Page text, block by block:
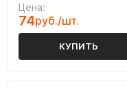
Цена:
74руб./шт.
КУПИТЬ